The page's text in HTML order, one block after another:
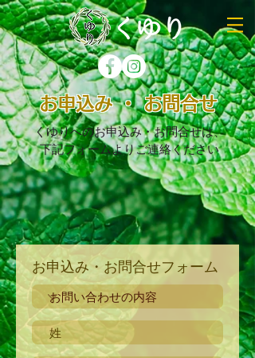
お申込み ・ お問合せ
くゆりへのお申込み・お問合せは、
下記フォームよりご連絡ください
お申込み・お問合せフォーム